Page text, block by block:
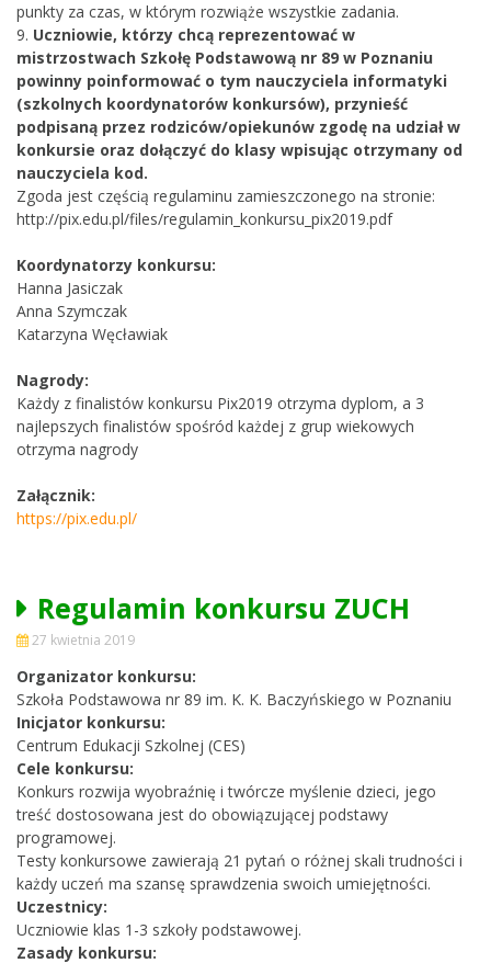
punkty za czas, w którym rozwiąże wszystkie zadania.
9. Uczniowie, którzy chcą reprezentować w
mistrzostwach Szkołę Podstawową nr 89 w Poznaniu
powinny poinformować o tym nauczyciela informatyki
(szkolnych koordynatorów konkursów), przynieść
podpisaną przez rodziców/opiekunów zgodę na udział w
konkursie oraz dołączyć do klasy wpisując otrzymany od
nauczyciela kod.
Zgoda jest częścią regulaminu zamieszczonego na stronie:
http://pix.edu.pl/files/regulamin_konkursu_pix2019.pdf
Koordynatorzy konkursu:
Hanna Jasiczak
Anna Szymczak
Katarzyna Węcławiak
Nagrody:
Każdy z finalistów konkursu Pix2019 otrzyma dyplom, a 3
najlepszych finalistów spośród każdej z grup wiekowych
otrzyma nagrody
Załącznik:
https://pix.edu.pl/
Regulamin konkursu ZUCH
27 kwietnia 2019
Organizator konkursu:
Szkoła Podstawowa nr 89 im. K. K. Baczyńskiego w Poznaniu
Inicjator konkursu:
Centrum Edukacji Szkolnej (CES)
Cele konkursu:
Konkurs rozwija wyobraźnię i twórcze myślenie dzieci, jego
treść dostosowana jest do obowiązującej podstawy
programowej.
Testy konkursowe zawierają 21 pytań o różnej skali trudności i
każdy uczeń ma szansę sprawdzenia swoich umiejętności.
Uczestnicy:
Uczniowie klas 1-3 szkoły podstawowej.
Zasady konkursu: